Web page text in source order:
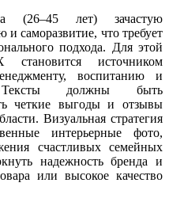
(26–45 лет) зачастую
и саморазвитие, что требует
подхода. Для этой
становится источником
воспитанию и
Тексты должны быть
четкие выгоды и отзывы
Визуальная стратегия
интерьерные фото,
счастливых семейных
надежность бренда и
или высокое качество